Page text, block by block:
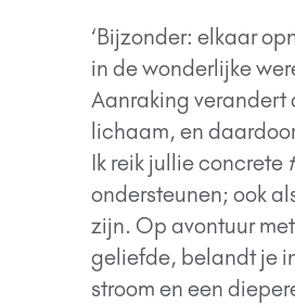
‘Bijzonder: elkaar
in de wonderlijke
Aanraking verandert
lichaam, en
Ik reik jullie concrete
ondersteunen; ook
zijn. Op avontuur
geliefde, belandt je
stroom en een